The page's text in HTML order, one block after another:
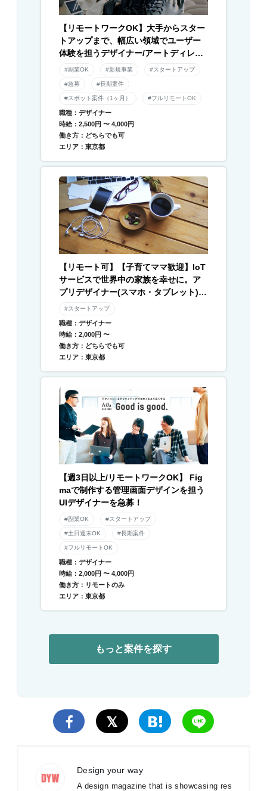
【リモートワークOK】大手からスター
トアップまで、幅広い領域でユーザー
体験を担うデザイナー/アートディレク
ター募集！
#副業OK #新規事業 #スタートアップ
#急募 #長期案件
#スポット案件（1ヶ月） #フルリモートOK
職種：デザイナー
時給：2,500円 〜 4,000円
働き方：どちらでも可
エリア：東京都
【リモート可】【子育てママ歓迎】IoT
サービスで世界中の家族を幸せに。ア
プリデザイナー(スマホ・タブレット) /
Webデザイナー募集
#スタートアップ
職種：デザイナー
時給：2,000円 〜
働き方：どちらでも可
エリア：東京都
【週3日以上/リモートワークOK】 Fig
maで制作する管理画面デザインを担う
UIデザイナーを急募！
#副業OK #スタートアップ
#土日週末OK #長期案件
#フルリモートOK
職種：デザイナー
時給：2,000円 〜 4,000円
働き方：リモートのみ
エリア：東京都
もっと案件を探す
Design your way
A design magazine that is showcasing res